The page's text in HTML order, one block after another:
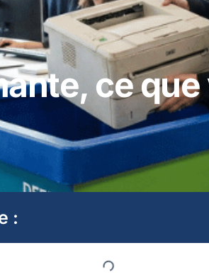
ce
: